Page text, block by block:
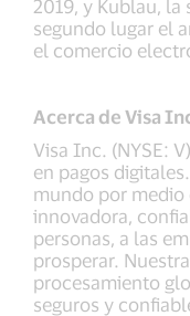
2019, y Kublau,
segundo lugar el
el comercio
Acerca de Visa
Visa Inc. (NYSE:
en pagos
mundo por medio
innovadora,
personas, a las
prosperar.
procesamiento
seguros y